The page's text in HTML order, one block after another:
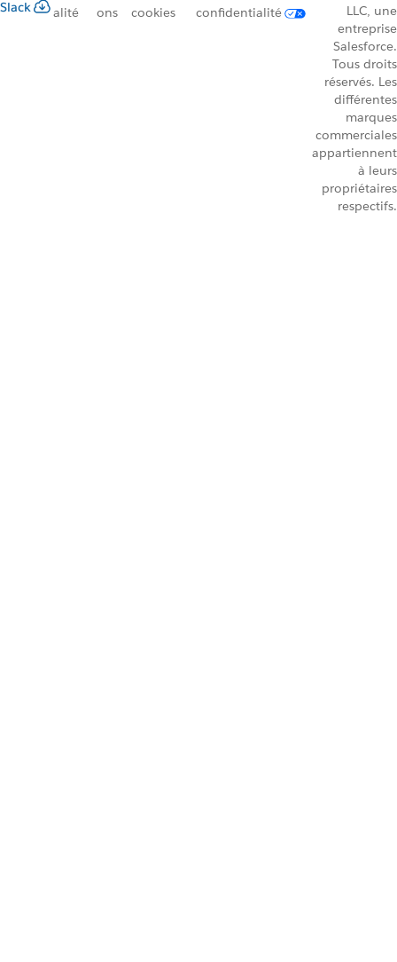
Slack
alité
ons
cookies
confidentialité
LLC, une
entreprise
Salesforce.
Tous droits
réservés. Les
différentes
marques
commerciales
appartiennent
à leurs
propriétaires
respectifs.